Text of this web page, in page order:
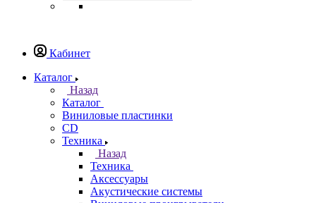
Кабинет
Каталог
Назад
Каталог
Виниловые пластинки
CD
Техника
Назад
Техника
Аксессуары
Акустические системы